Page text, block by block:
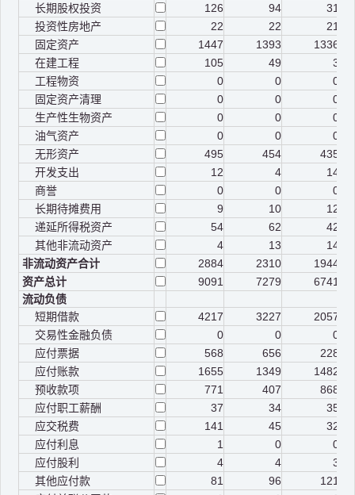
长期股权投资
126 94
31
投资性房地产
22 22
21
固定资产
1447 1393
1336
在建工程
105 49
3
工程物资
0 0
0
固定资产清理
0 0
0
生产性生物资产
0 0
0
油气资产
0 0
0
无形资产
495 454
435
开发支出
12 4
14
商誉
0 0
0
长期待摊费用
9 10
12
递延所得税资产
54 62
42
其他非流动资产
4 13
14
非流动资产合计
2884 2310
1944
资产总计
9091 7279
6741
流动负债
短期借款
4217 3227
2057
交易性金融负债
0 0
0
应付票据
568 656
228
应付账款
1655 1349
1482
预收款项
771 407
868
应付职工薪酬
37 34
35
应交税费
141 45
32
应付利息
1 0
0
应付股利
4 4
3
其他应付款
81 96
121